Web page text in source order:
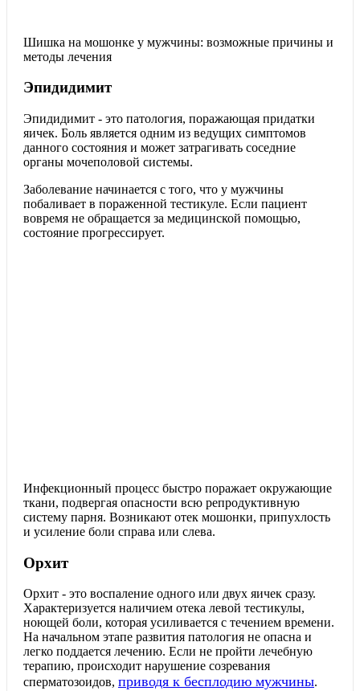
Шишка на мошонке у мужчины: возможные причины и
методы лечения
Эпидидимит
Эпидидимит - это патология, поражающая придатки
яичек. Боль является одним из ведущих симптомов
данного состояния и может затрагивать соседние
органы мочеполовой системы.
Заболевание начинается с того, что у мужчины
побаливает в пораженной тестикуле. Если пациент
вовремя не обращается за медицинской помощью,
состояние прогрессирует.
Инфекционный процесс быстро поражает окружающие
ткани, подвергая опасности всю репродуктивную
систему парня. Возникают отек мошонки, припухлость
и усиление боли справа или слева.
Орхит
Орхит - это воспаление одного или двух яичек сразу.
Характеризуется наличием отека левой тестикулы,
ноющей боли, которая усиливается с течением времени.
На начальном этапе развития патология не опасна и
легко поддается лечению. Если не пройти лечебную
терапию, происходит нарушение созревания
сперматозоидов, приводя к бесплодию мужчины.